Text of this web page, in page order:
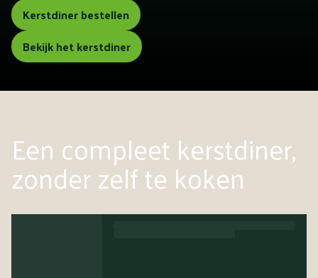
Kerstdiner bestellen
Bekijk het kerstdiner
Een compleet kerstdiner,
zonder zelf te koken